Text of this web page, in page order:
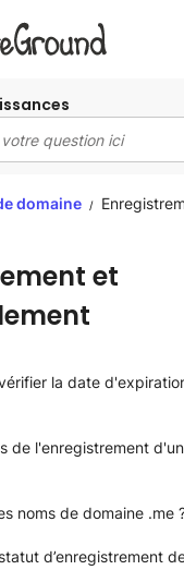
mobile
domaine /
et
la date
de l'enregistrement
noms de domaine .me
d’enregistrement